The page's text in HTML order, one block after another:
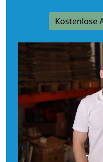
Kostenlose